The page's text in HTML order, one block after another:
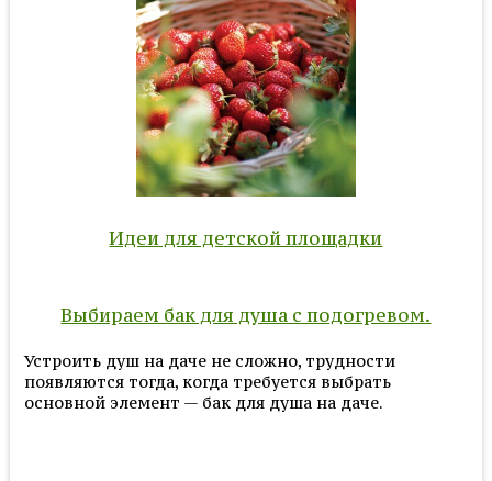
Идеи для детской площадки
Выбираем бак для душа с подогревом.
Устроить душ на даче не сложно, трудности
появляются тогда, когда требуется выбрать
основной элемент — бак для душа на даче.